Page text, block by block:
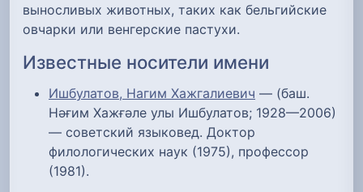
выносливых животных, таких как бельгийские
овчарки или венгерские пастухи.
Известные носители имени
Ишбулатов, Нагим Хажгалиевич — (баш.
Нәғим Хажғәле улы Ишбулатов; 1928—2006)
— советский языковед. Доктор
филологических наук (1975), профессор
(1981).